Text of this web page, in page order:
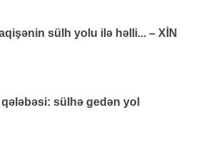
sülh yolu ilə həlli... – XİN
sülhə gedən yol